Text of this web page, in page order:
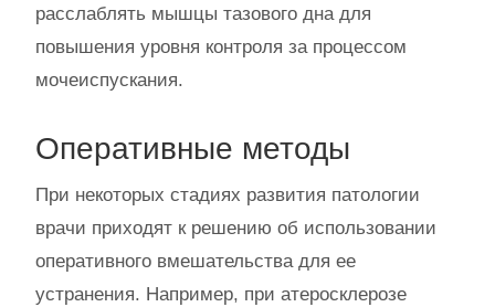
расслаблять мышцы тазового дна для
повышения уровня контроля за процессом
мочеиспускания.
Оперативные методы
При некоторых стадиях развития патологии
врачи приходят к решению об использовании
оперативного вмешательства для ее
устранения. Например, при атеросклерозе